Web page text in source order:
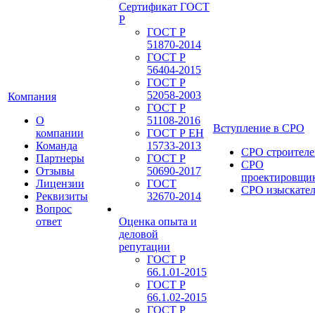
Компания
О
компании
Команда
Партнеры
Отзывы
Лицензии
Реквизиты
Вопрос
ответ
Сертификат ГОСТ
Р
ГОСТ Р
51870-2014
ГОСТ Р
56404-2015
ГОСТ Р
52058-2003
ГОСТ Р
51108-2016
ГОСТ Р ЕН
15733-2013
ГОСТ Р
50690-2017
ГОСТ
32670-2014
Оценка опыта и
деловой
репутации
ГОСТ Р
66.1.01-2015
ГОСТ Р
66.1.02-2015
ГОСТ Р
Вступление в СРО
СРО
СРО
СРО